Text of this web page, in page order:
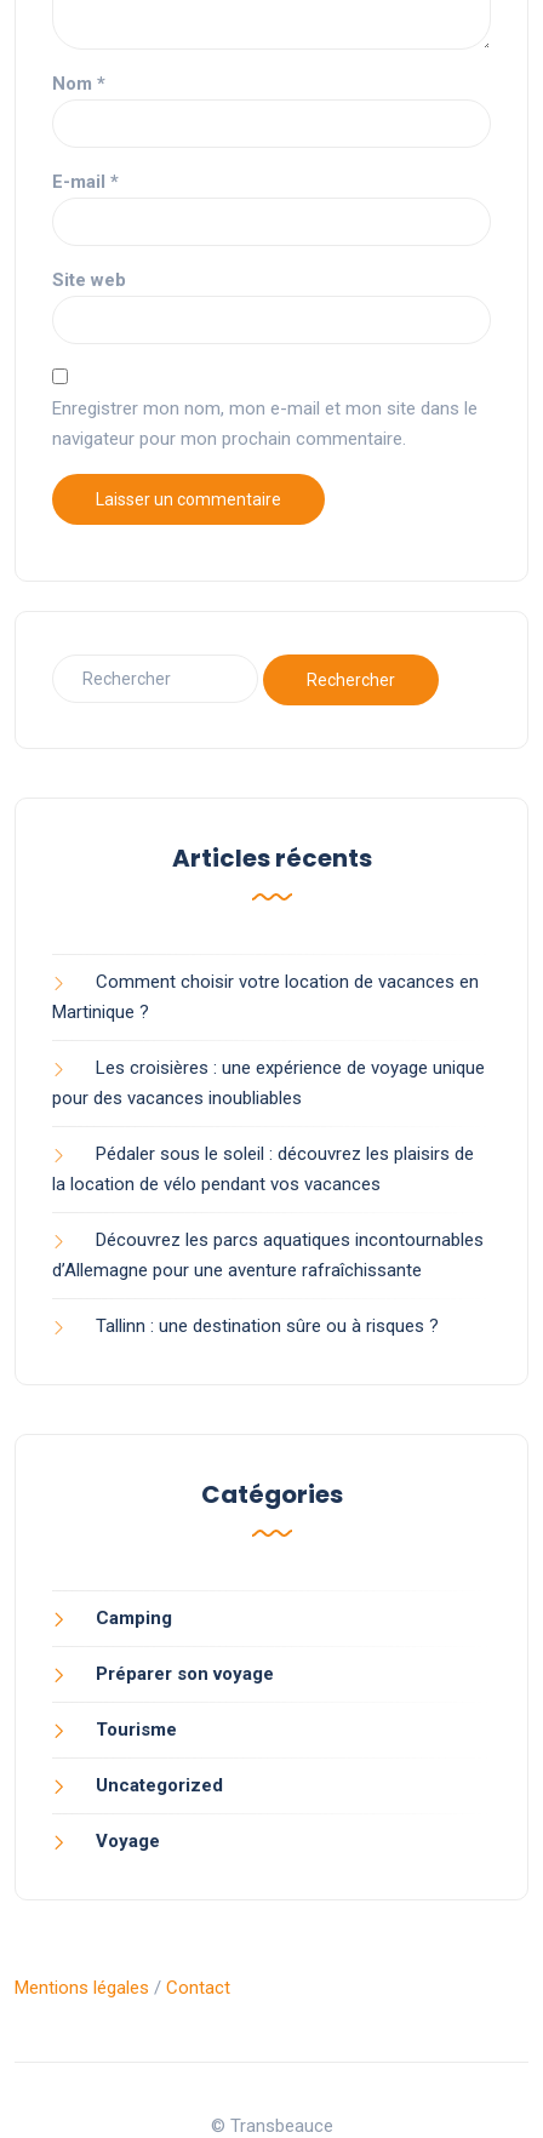
Nom *
E-mail *
Site web
Enregistrer mon nom, mon e-mail et mon site dans le
navigateur pour mon prochain commentaire.
Articles récents
Comment choisir votre location de vacances en
Martinique ?
Les croisières : une expérience de voyage unique
pour des vacances inoubliables
Pédaler sous le soleil : découvrez les plaisirs de
la location de vélo pendant vos vacances
Découvrez les parcs aquatiques incontournables
d’Allemagne pour une aventure rafraîchissante
Tallinn : une destination sûre ou à risques ?
Catégories
Camping
Préparer son voyage
Tourisme
Uncategorized
Voyage
Mentions légales / Contact
© Transbeauce